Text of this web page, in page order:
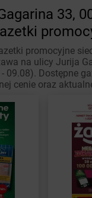
33,
promocyjne
na ulicy Jurija
09.08). Dostępne
cenie oraz